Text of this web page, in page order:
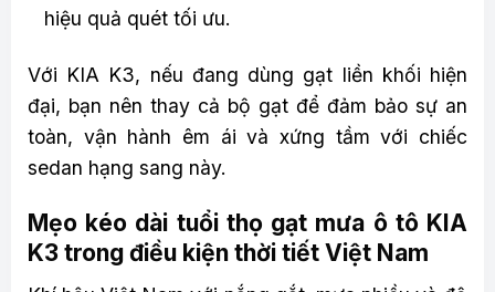
hiệu quả quét tối ưu.
Với KIA K3, nếu đang dùng gạt liền khối hiện
đại, bạn nên thay cả bộ gạt để đảm bảo sự an
toàn, vận hành êm ái và xứng tầm với chiếc
sedan hạng sang này.
Mẹo kéo dài tuổi thọ gạt mưa ô tô KIA
K3 trong điều kiện thời tiết Việt Nam